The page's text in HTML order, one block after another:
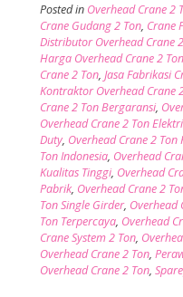
Posted in Overhead Crane 2
Crane Gudang 2 Ton, Crane
Distributor Overhead Crane
Harga Overhead Crane 2
Crane 2 Ton,Jasa Fabrikasi
Kontraktor Overhead Crane
Crane 2 Ton Bergaransi,
Overhead Crane 2 Ton
Duty, Overhead Crane 2
Ton Indonesia, Overhead
Kualitas Tinggi, Overhead
Pabrik, Overhead Crane 2
Ton Single Girder, Overhead
Ton Terpercaya, Overhead
Crane System 2 Ton,
Overhead Crane 2 Ton,
Overhead Crane 2 Ton,